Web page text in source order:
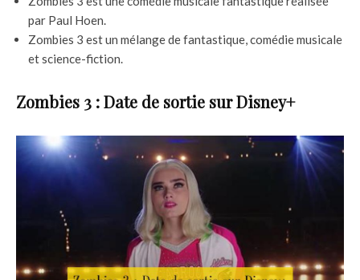
par Paul Hoen.
Zombies 3 est un mélange de fantastique, comédie musicale
et science-fiction.
Zombies 3 : Date de sortie sur Disney+